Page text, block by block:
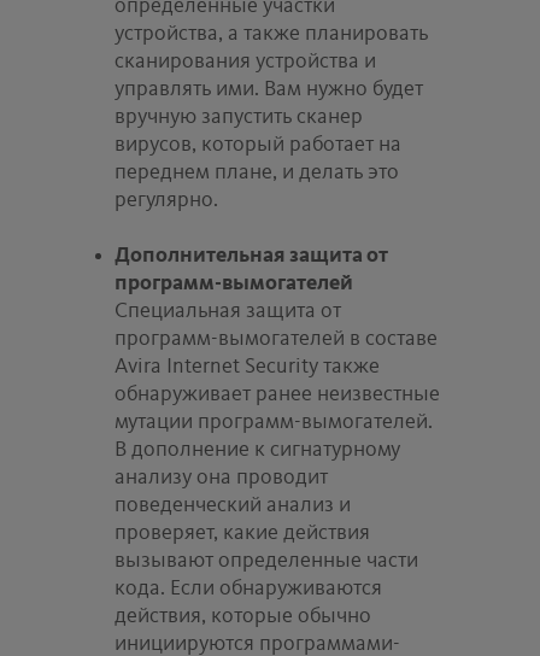
определенные участки
устройства, а также планировать
сканирования устройства и
управлять ими. Вам нужно будет
вручную запустить сканер
вирусов, который работает на
переднем плане, и делать это
регулярно.
Дополнительная защита от
программ-вымогателей
Специальная защита от
программ-вымогателей в составе
Avira Internet Security также
обнаруживает ранее неизвестные
мутации программ-вымогателей.
В дополнение к сигнатурному
анализу она проводит
поведенческий анализ и
проверяет, какие действия
вызывают определенные части
кода. Если обнаруживаются
действия, которые обычно
инициируются программами-